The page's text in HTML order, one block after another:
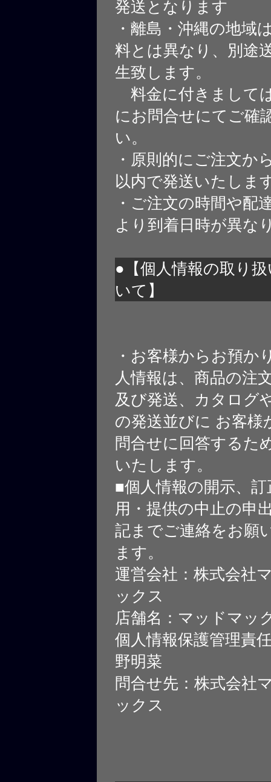
発送となります
・離島・沖縄の地域
料とは異なり、別途
生致します。
料金に付きまして
にお問合せにてご確
い。
・原則的にご注文か
以内で発送いたしま
・ご注文の時間や配
より到着日時が異な
●【個人情報の取り
いて】
・お客様からお預か
人情報は、商品の注
及び発送、カタログ
の発送並びに お客様
問合せに回答するた
いたします。
■個人情報の開示、
用・提供の中止の申
記までご連絡をお願
ます。
運営会社：株式会社
ックス
店舗名：マッドマッ
個人情報保護管理責
野明菜
問合せ先：株式会社
ックス